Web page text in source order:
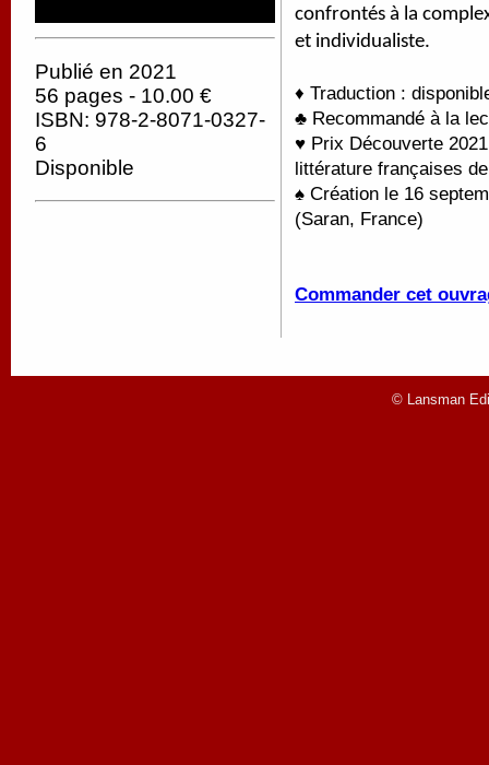
Publié en 2021
56 pages - 10.00 €
ISBN: 978-2-8071-0327-
6
Disponible
confrontés à la
et individualiste.
♦ Traduction :
♣ Recommandé à la
♥ Prix Découverte
littérature françaises
♠ Création le 16
(Saran, France)
Commander cet
© Lansman